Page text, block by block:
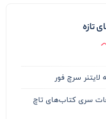
تازه
لایتنر سرچ فور
سری کتاب‌های تاچ